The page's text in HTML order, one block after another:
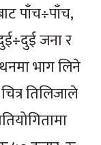
पाँच÷पाँच,
जना र
भाग लिने
तिलिजाले